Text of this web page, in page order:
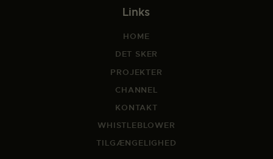
Links
HOME
DET SKER
PROJEKTER
CHANNEL
KONTAKT
WHISTLEBLOWER
TILGÆNGELIGHED